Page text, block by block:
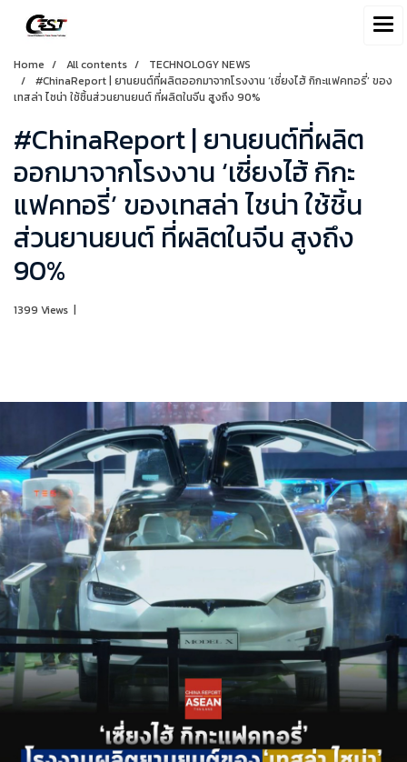
Home All contents
TECHNOLOGY NEWS
#ChinaReport | ยานยนต์ที่ผลิตออกมาจากโรงงาน ‘เซี่ยงไฮ้ กิกะแฟคทอรี่’ ของ
เทสล่า ไชน่า ใช้ชิ้นส่วนยานยนต์ ที่ผลิตในจีน สูงถึง 90%
#ChinaReport | ยานยนต์ที่ผลิต
ออกมาจากโรงงาน ‘เซี่ยงไฮ้ กิกะ
แฟคทอรี่’ ของเทสล่า ไชน่า ใช้ชิ้น
ส่วนยานยนต์ ที่ผลิตในจีน สูงถึง
90%
1399 Views |